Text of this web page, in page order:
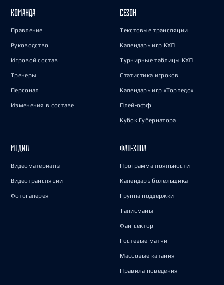
КОМАНДА
Правление
Руководство
Игровой состав
Тренеры
Персонал
Изменения в составе
СЕЗОН
Текстовые трансляции
Календарь игр КХЛ
Турнирные таблицы КХЛ
Статистика игроков
Календарь игр «Торпедо»
Плей-офф
Кубок Губернатора
МЕДИА
Видеоматериалы
Видеотрансляции
Фотогалерея
ФАН-ЗОНА
Программа лояльности
Календарь болельщика
Группа поддержки
Талисманы
Фан-сектор
Гостевые матчи
Массовые катания
Правила поведения